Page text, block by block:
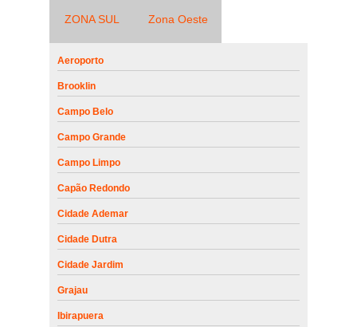
ZONA SUL Zona Oeste
Aeroporto
Brooklin
Campo Belo
Campo Grande
Campo Limpo
Capão Redondo
Cidade Ademar
Cidade Dutra
Cidade Jardim
Grajau
Ibirapuera